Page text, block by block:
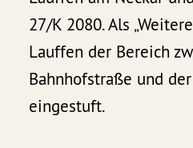
27/K 2080. Als
Lauffen der Bereich
Bahnhofstraße und
eingestuft.